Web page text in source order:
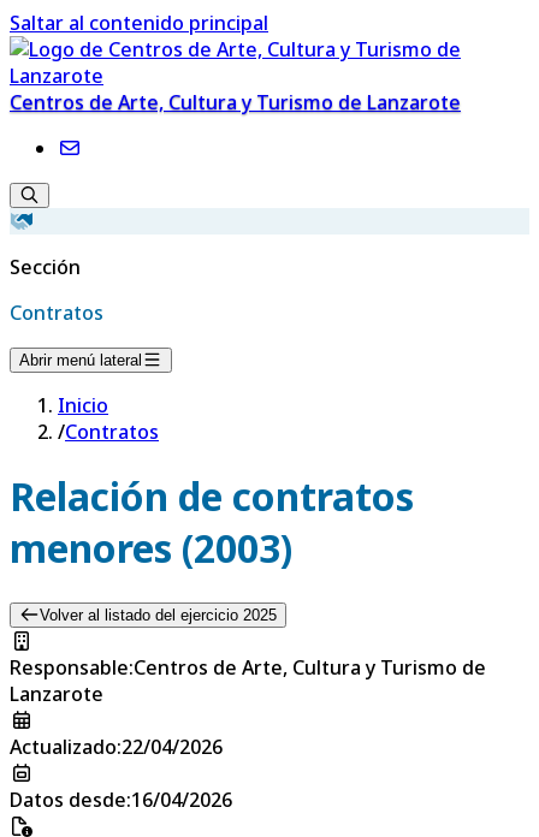
Saltar al contenido principal
Centros de Arte, Cultura y Turismo de Lanzarote
Sección
Contratos
Abrir menú lateral
Inicio
/Contratos
Relación de contratos
menores (2003)
Volver al listado del ejercicio 2025
Responsable:Centros de Arte, Cultura y Turismo de
Lanzarote
Actualizado:22/04/2026
Datos desde:16/04/2026